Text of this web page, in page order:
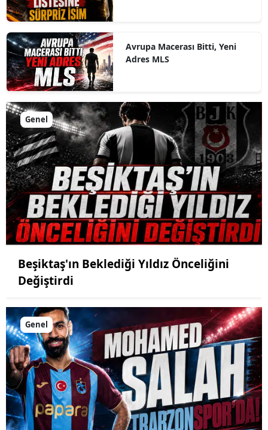
Avrupa Macerası Bitti, Yeni
Adres MLS
Genel
Beşiktaş'ın Beklediği Yıldız Önceliğini
Değiştirdi
Genel